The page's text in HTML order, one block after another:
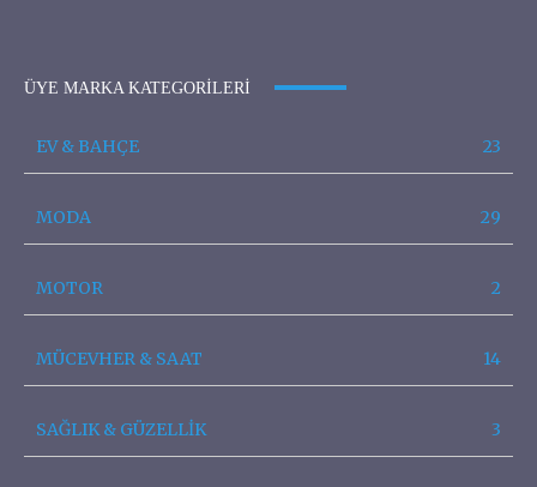
ÜYE MARKA KATEGORILERI
EV & BAHÇE 23
MODA 29
MOTOR 2
MÜCEVHER & SAAT 14
SAĞLIK & GÜZELLİK 3